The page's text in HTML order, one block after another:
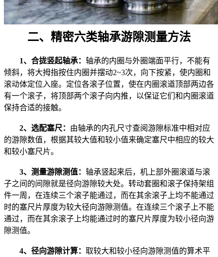
二、精密六类轴承游隙测量方法
1、合拢竖起轴承： 轴承的内圈与外圈端面平行，不能有
倾斜，将大拇指按住内圈并摆动2~3次，向下按紧，使内圈和
滚动体定位入座。定位各滚子位置，使在内圈滚道顶部两边各
有一个滚子，将顶部两个滚子向内推，以保证它们和内圈滚道
保持合适的接触。
2、选配塞尺： 由轴承的内孔尺寸查阅游隙标准中相对应
的游隙数值，根据其较大值和较小值来确定塞尺中相应的较大
和较小塞尺片。
3、测量游隙测值： 轴承竖起来后，机上部外圈滚道与滚
子之间的间隙就是径向游隙较大处。转动套圈和滚子保持架组
件一周，在连续三个滚子能通过，而在其余滚子上均不能通过
时的塞尺片厚度为较大径向游隙测值。在连续三个滚子上不能
通过，而在其余滚子上均能通过时的塞尺片厚度为较小径向游
隙测值。
4、径向游隙计算： 取较大和较小径向游隙测值的算术平